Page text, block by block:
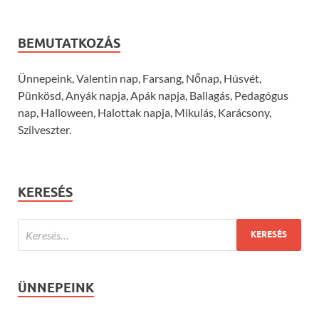
BEMUTATKOZÁS
Ünnepeink, Valentin nap, Farsang, Nőnap, Húsvét,
Pünkösd, Anyák napja, Apák napja, Ballagás, Pedagógus
nap, Halloween, Halottak napja, Mikulás, Karácsony,
Szilveszter.
KERESÉS
ÜNNEPEINK